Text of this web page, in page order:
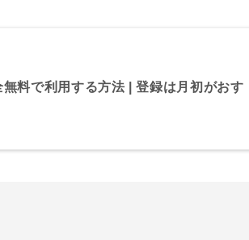
無料で利用する方法 | 登録は月初がおす